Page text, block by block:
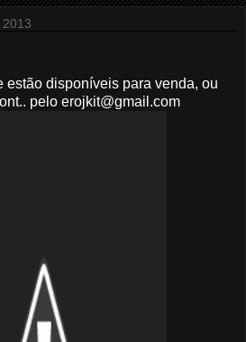
estão disponíveis para venda, ou
pelo erojkit@gmail.com